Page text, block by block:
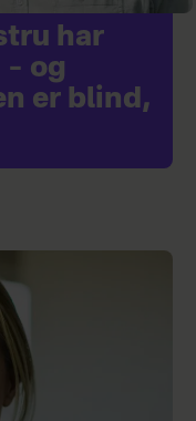
har
og
er blind,